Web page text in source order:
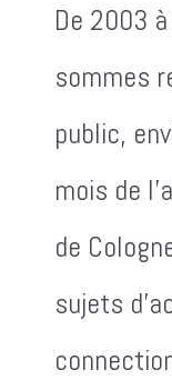
De 2003
sommes
public,
mois de
de
sujets